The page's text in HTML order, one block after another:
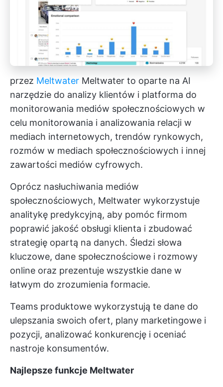
przez Meltwater Meltwater to oparte na AI
narzędzie do analizy klientów i platforma do
monitorowania mediów społecznościowych w
celu monitorowania i analizowania relacji w
mediach internetowych, trendów rynkowych,
rozmów w mediach społecznościowych i innej
zawartości mediów cyfrowych.
Oprócz nasłuchiwania mediów
społecznościowych, Meltwater wykorzystuje
analitykę predykcyjną, aby pomóc firmom
poprawić jakość obsługi klienta i zbudować
strategię opartą na danych. Śledzi słowa
kluczowe, dane społecznościowe i rozmowy
online oraz prezentuje wszystkie dane w
łatwym do zrozumienia formacie.
Teams produktowe wykorzystują te dane do
ulepszania swoich ofert, plany marketingowe i
pozycji, analizować konkurencję i oceniać
nastroje konsumentów.
Najlepsze funkcje Meltwater